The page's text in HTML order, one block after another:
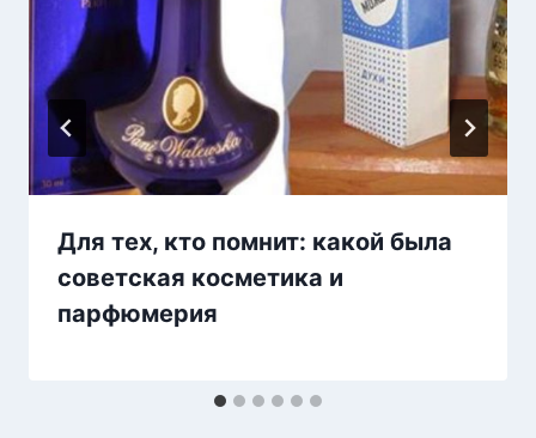
Для тех, кто помнит: какой была
советская косметика и
парфюмерия